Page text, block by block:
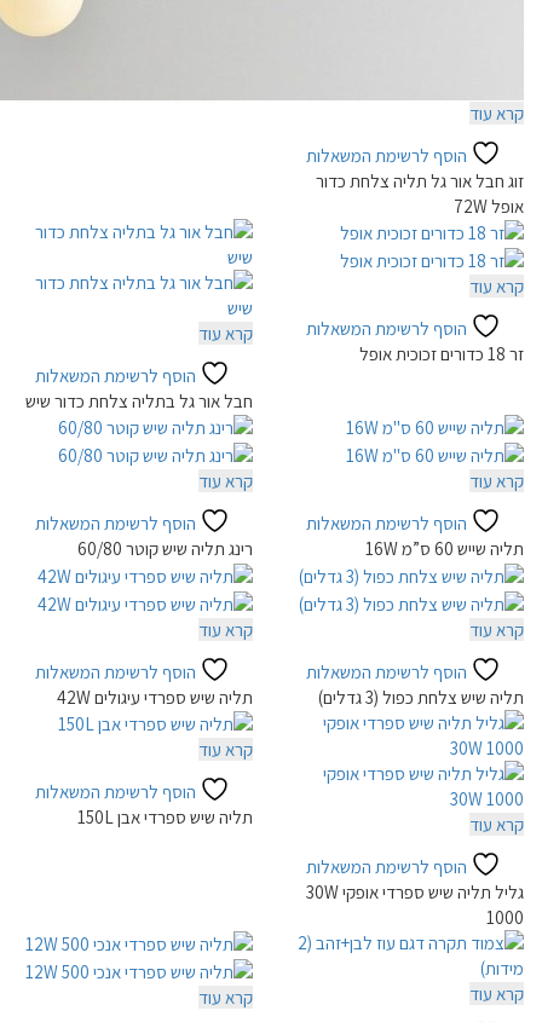
קרא עוד
הוסף לרשימת המשאלות
זוג חבל אור גל תליה צלחת כדור
אופל 72W
קרא עוד
הוסף לרשימת המשאלות
חבל אור גל בתליה צלחת כדור שיש
קרא עוד
הוסף לרשימת המשאלות
זר 18 כדורים זכוכית אופל
קרא עוד
הוסף לרשימת המשאלות
רינג תליה שיש קוטר 60/80
קרא עוד
הוסף לרשימת המשאלות
תליה שייש 60 ס”מ 16W
קרא עוד
הוסף לרשימת המשאלות
תליה שיש ספרדי עיגולים 42W
קרא עוד
הוסף לרשימת המשאלות
תליה שיש צלחת כפול (3 גדלים)
קרא עוד
הוסף לרשימת המשאלות
תליה שיש ספרדי אבן 150L
קרא עוד
הוסף לרשימת המשאלות
גליל תליה שיש ספרדי אופקי 30W
1000
קרא עוד
קרא עוד